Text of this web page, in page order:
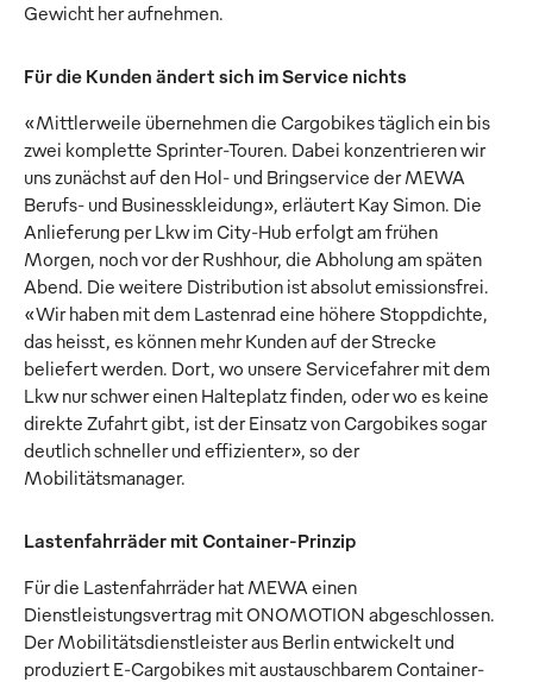
Gewicht her aufnehmen.
Für die Kunden ändert sich im Service nichts
«Mittlerweile übernehmen die Cargobikes täglich ein bis
zwei komplette Sprinter-Touren. Dabei konzentrieren wir
uns zunächst auf den Hol- und Bringservice der MEWA
Berufs- und Businesskleidung», erläutert Kay Simon. Die
Anlieferung per Lkw im City-Hub erfolgt am frühen
Morgen, noch vor der Rushhour, die Abholung am späten
Abend. Die weitere Distribution ist absolut emissionsfrei.
«Wir haben mit dem Lastenrad eine höhere Stoppdichte,
das heisst, es können mehr Kunden auf der Strecke
beliefert werden. Dort, wo unsere Servicefahrer mit dem
Lkw nur schwer einen Halteplatz finden, oder wo es keine
direkte Zufahrt gibt, ist der Einsatz von Cargobikes sogar
deutlich schneller und effizienter», so der
Mobilitätsmanager.
Lastenfahrräder mit Container-Prinzip
Für die Lastenfahrräder hat MEWA einen
Dienstleistungsvertrag mit ONOMOTION abgeschlossen.
Der Mobilitätsdienstleister aus Berlin entwickelt und
produziert E-Cargobikes mit austauschbarem Container-